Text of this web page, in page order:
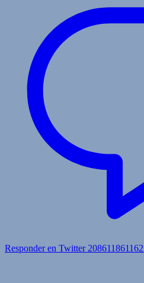
Responder en Twitter